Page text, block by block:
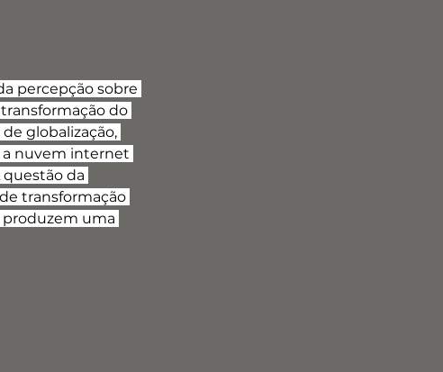
percepção sobre
do
globalização,
nuvem internet
questão da
transformação
produzem uma